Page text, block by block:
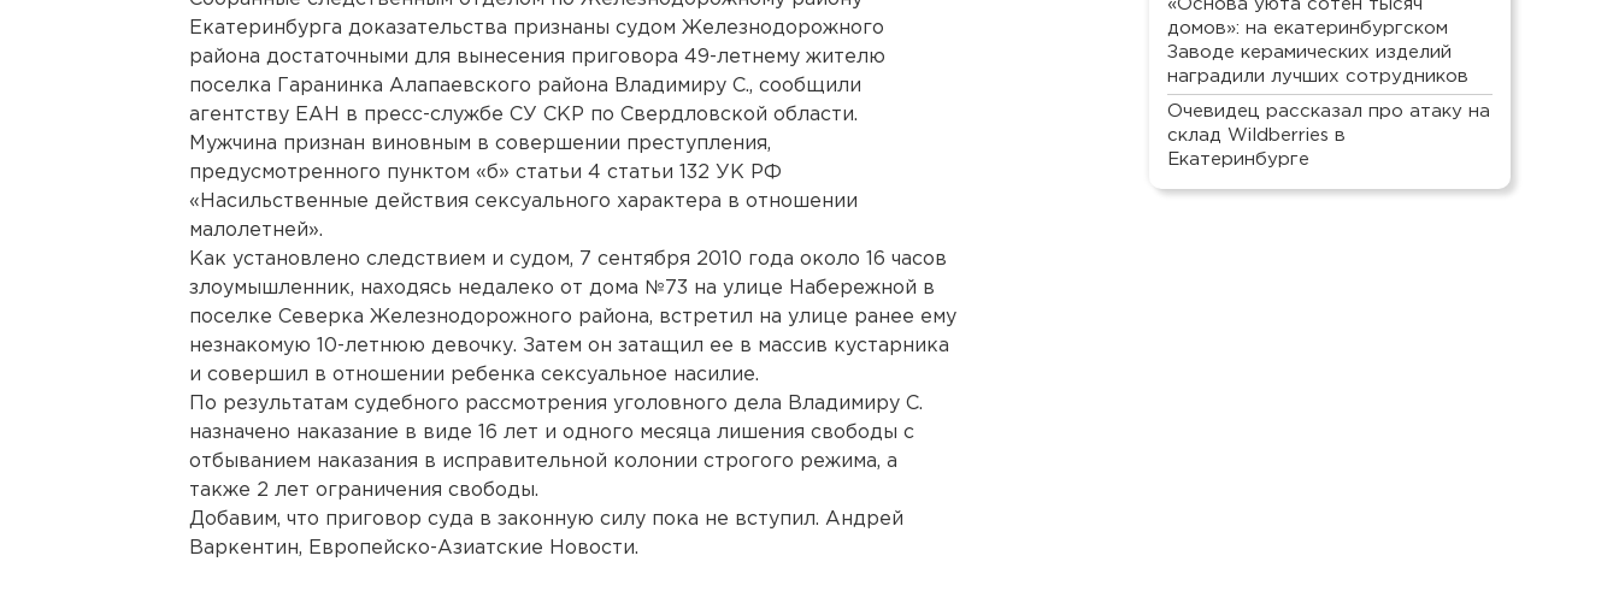
Екатеринбурга доказательства признаны судом Железнодорожного
района достаточными для вынесения приговора 49-летнему жителю
поселка Гаранинка Алапаевского района Владимиру С., сообщили
агентству ЕАН в пресс-службе СУ СКР по Свердловской области.
Мужчина признан виновным в совершении преступления,
предусмотренного пунктом «б» статьи 4 статьи 132 УК РФ
«Насильственные действия сексуального характера в отношении
малолетней».
Как установлено следствием и судом, 7 сентября 2010 года около 16 часов
злоумышленник, находясь недалеко от дома №73 на улице Набережной в
поселке Северка Железнодорожного района, встретил на улице ранее ему
незнакомую 10-летнюю девочку. Затем он затащил ее в массив кустарника
и совершил в отношении ребенка сексуальное насилие.
По результатам судебного рассмотрения уголовного дела Владимиру С.
назначено наказание в виде 16 лет и одного месяца лишения свободы с
отбыванием наказания в исправительной колонии строгого режима, а
также 2 лет ограничения свободы.
Добавим, что приговор суда в законную силу пока не вступил. Андрей
Варкентин, Европейско-Азиатские Новости.
«Основа уюта сотен тысяч
домов»: на екатеринбургском
Заводе керамических изделий
наградили лучших сотрудников
Очевидец рассказал про атаку на
склад Wildberries в
Екатеринбурге